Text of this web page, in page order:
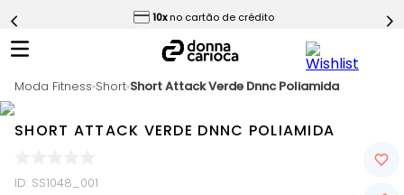
10x no cartão de crédito
Moda Fitness Short Short Attack Verde Dnnc Poliamida
SHORT ATTACK VERDE DNNC POLIAMIDA
ID: SS1048_001
7º Conjunto
10ºMacaquinho